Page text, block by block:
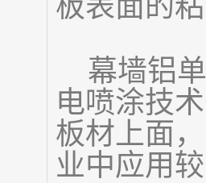
板表面的
幕墙铝
电喷涂技
板材上面
业中应用